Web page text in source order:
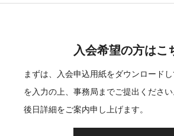
入会希望の方はこ
まずは、入会申込用紙をダウンロード
を入力の上、事務局までご提出ください
後日詳細をご案内申し上げます。